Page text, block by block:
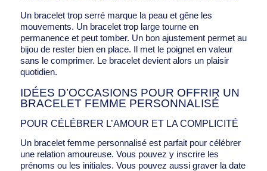
Un bracelet trop serré marque la peau et gêne les
mouvements. Un bracelet trop large tourne en
permanence et peut tomber. Un bon ajustement permet au
bijou de rester bien en place. Il met le poignet en valeur
sans le comprimer. Le bracelet devient alors un plaisir
quotidien.
IDÉES D’OCCASIONS POUR OFFRIR UN
BRACELET FEMME PERSONNALISÉ
POUR CÉLÉBRER L’AMOUR ET LA COMPLICITÉ
Un bracelet femme personnalisé est parfait pour célébrer
une relation amoureuse. Vous pouvez y inscrire les
prénoms ou les initiales. Vous pouvez aussi graver la date